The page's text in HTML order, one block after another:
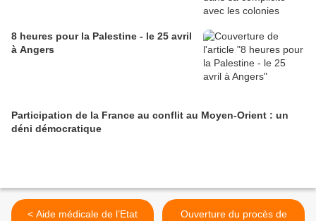
8 heures pour la Palestine - le 25 avril
à Angers
Participation de la France au conflit au Moyen-Orient : un
déni démocratique
< Aide médicale de l’Etat
Ouverture du procès de